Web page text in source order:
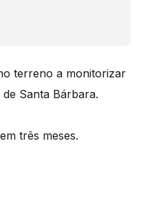
terreno a monitorizar
Santa Bárbara.
três meses.